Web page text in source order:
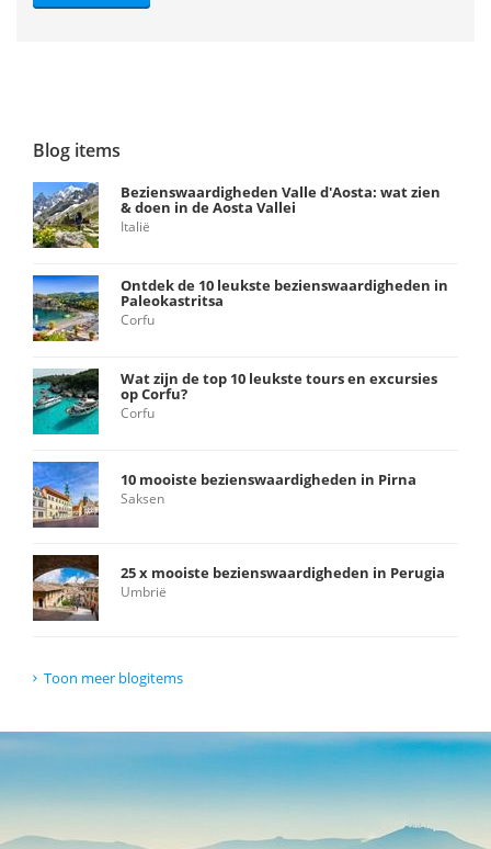
Blog items
Bezienswaardigheden Valle d'Aosta: wat zien
& doen in de Aosta Vallei
Italië
Ontdek de 10 leukste bezienswaardigheden in
Paleokastritsa
Corfu
Wat zijn de top 10 leukste tours en excursies
op Corfu?
Corfu
10 mooiste bezienswaardigheden in Pirna
Saksen
25 x mooiste bezienswaardigheden in Perugia
Umbrië
Toon meer blogitems